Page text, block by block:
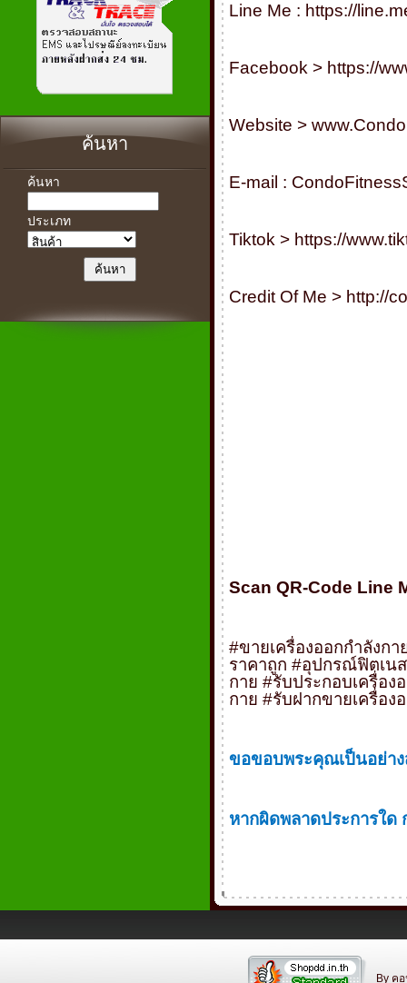
ค้นหา
ค้นหา
ประเภท
Line Me : https://
Facebook > https://
Website >
E-mail :
Tiktok > https://
Credit Of Me > http://
Scan QR-Code Line
#ขายเครื่องออกกำลังก
ราคาถูก #อุปกรณ์ฟิตเน
กาย #รับประกอบเครื่อง
กาย #รับฝากขายเครื่อง
ขอขอบพระคุณเป็นอย่าง
หากผิดพลาดประการใ
By ค